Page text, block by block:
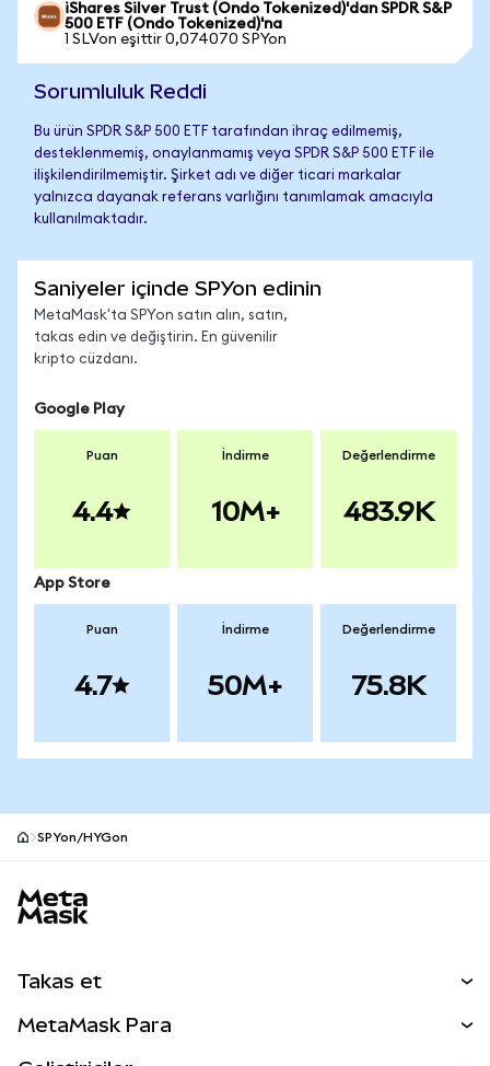
iShares Silver Trust (Ondo Tokenized)'dan SPDR S&P
500 ETF (Ondo Tokenized)'na
1 SLVon eşittir 0,074070 SPYon
Sorumluluk Reddi
Bu ürün SPDR S&P 500 ETF tarafından ihraç edilmemiş,
desteklenmemiş, onaylanmamış veya SPDR S&P 500 ETF ile
ilişkilendirilmemiştir. Şirket adı ve diğer ticari markalar
yalnızca dayanak referans varlığını tanımlamak amacıyla
kullanılmaktadır.
Saniyeler içinde SPYon edinin
MetaMask'ta SPYon satın alın, satın,
takas edin ve değiştirin. En güvenilir
kripto cüzdanı.
Google Play
Puan
4.4
İndirme
10M+
Değerlendirme
483.9K
App Store
Puan
4.7
İndirme
50M+
Değerlendirme
75.8K
SPYon/HYGon
Takas et
MetaMask Para